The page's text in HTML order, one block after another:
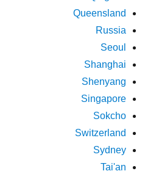
Queensland
Russia
Seoul
Shanghai
Shenyang
Singapore
Sokcho
Switzerland
Sydney
Tai'an